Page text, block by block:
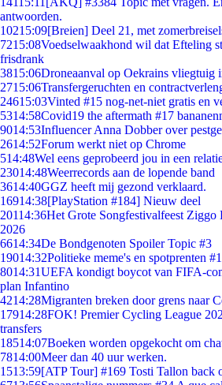
antwoorden.
10215:09[Breien] Deel 21, met
7215:08Voedselwaakhond wil dat Efteling
frisdrank
3815:06Droneaanval op Oekrains vliegtuig
2715:06Transfergeruchten en
24615:03Vinted #15 nog-net-niet gratis en
5314:58Covid19 the aftermath #17
9014:53Influencer Anna Dobber over
2614:52Forum werkt niet op Chrome
514:48Wel eens geprobeerd jou in een
23014:48Weerrecords aan de lopende band
3614:40GGZ heeft mij gezond verklaard.
16914:38[PlayStation #184] Nieuw deel
20114:36Het Grote Songfestivalfeest Ziggo
2026
6614:34De Bondgenoten Spoiler Topic #3
19014:32Politieke meme's en spotprenten
8014:31UEFA kondigt boycot van FIFA-
plan Infantino
4214:28Migranten breken door grens naar
17914:28FOK! Premier Cycling League
transfers
18514:07Boeken worden opgekocht om
7814:00Meer dan 40 uur werken.
1513:59[ATP Tour] #169 Tosti Tallon back